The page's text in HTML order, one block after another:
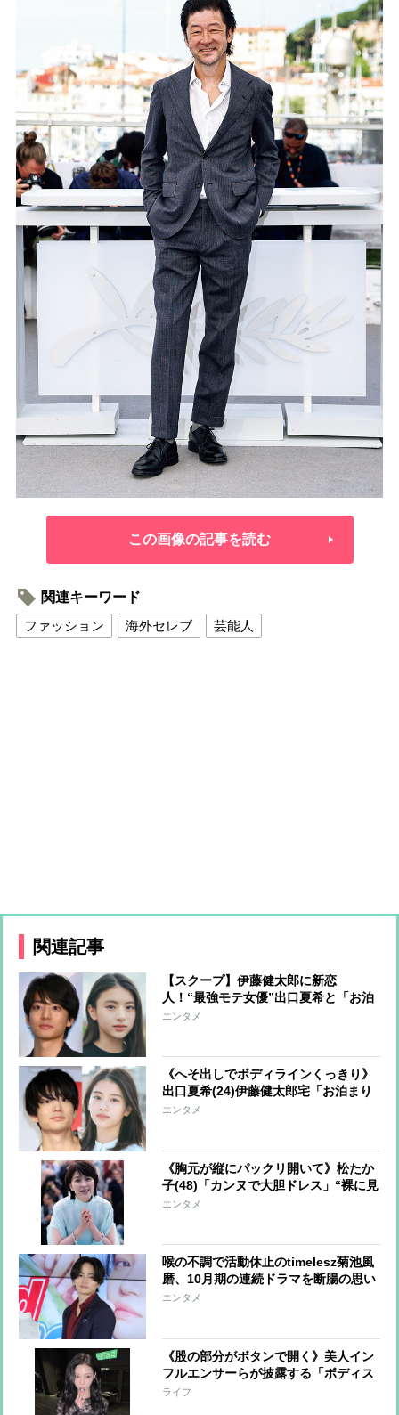
この画像の記事を読む
関連キーワード
ファッション
海外セレブ 芸能人
関連記事
【スクープ】伊藤健太郎に新恋
人！“最強モテ女優”出口夏希と「お泊
まり愛」 元カノと破局後の伊藤がグ
エンタメ
《へそ出しでボディラインくっきり》
出口夏希(24)伊藤健太郎宅「お泊まり
私服」にファン熱視線「Z世代のファ
エンタメ
《胸元が縦にパックリ開いて》松たか
子(48)「カンヌで大胆ドレス」“裸に見
える規制”続くなか「圧巻の気品」
エンタメ
喉の不調で活動休止のtimelesz菊池風
磨、10月期の連続ドラマを断腸の思い
で降板 代役オファーを二つ返事で引
エンタメ
《股の部分がボタンで開く》美人イン
フルエンサーらが披露する「ボディス
ーツ」が体型論争に「今夏日本でも流
ライフ